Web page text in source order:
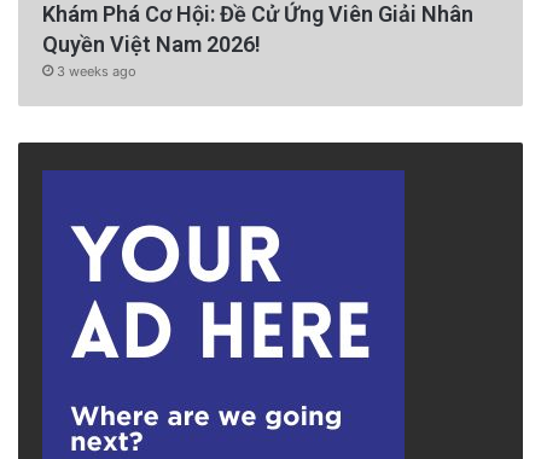
Khám Phá Cơ Hội: Đề Cử Ứng Viên Giải Nhân
Quyền Việt Nam 2026!
3 weeks ago